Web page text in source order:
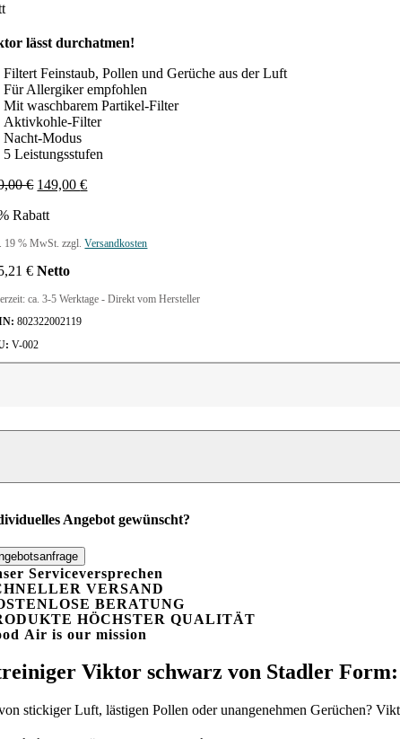
lässt durchatmen!
Filtert Feinstaub, Pollen und Gerüche aus der Luft
Für Allergiker empfohlen
Mit waschbarem Partikel-Filter
Aktivkohle-Filter
Nacht-Modus
5 Leistungsstufen
€ Ursprünglicher
war:
149,00€Aktueller
Rabatt
19 % MwSt. zzgl.Versandkosten
€ Netto
ca. 3-5 Werktage - Direkt vom Hersteller
802322002119
V-002
Angebot gewünscht?
Serviceversprechen
VERSAND
BERATUNG
HÖCHSTER QUALITÄT
Air is our mission
Viktor schwarz von Stadler
stickiger Luft, lästigen Pollen oder unangenehmen Gerüchen?